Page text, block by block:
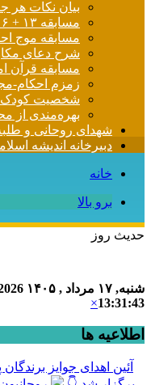
بیان نکات هر
مسابقه ۱۳ + ۶ (انتخابات شوراها)
مسابقه موج
شرح دعای
مسابقه قرآن
زمزم احکام-
شخصیت کودک-
بهره‌مندی از
شهدای روحانی و
دبیرخانه اندیشه
خانه
برو بالا
حدیث روز
شنبه, ۱۷ مرداد , ۱۴۰۵
13:31:44
×
اطلاعیه ها
آئین اهدای جوایز